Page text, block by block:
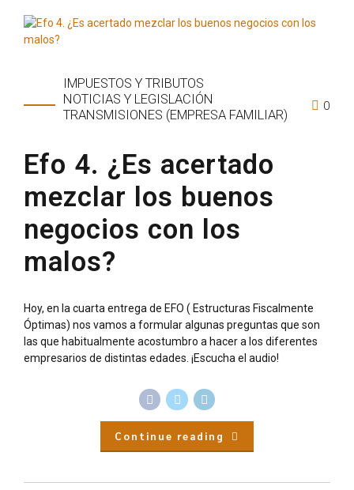
IMPUESTOS Y TRIBUTOS
NOTICIAS Y LEGISLACIÓN
TRANSMISIONES (EMPRESA FAMILIAR)
0
Efo 4. ¿Es acertado
mezclar los buenos
negocios con los
malos?
Hoy, en la cuarta entrega de EFO ( Estructuras Fiscalmente
Óptimas) nos vamos a formular algunas preguntas que son
las que habitualmente acostumbro a hacer a los diferentes
empresarios de distintas edades. ¡Escucha el audio!
Continue reading